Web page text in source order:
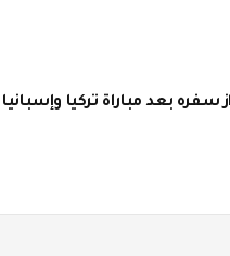
بعد مباراة تركيا وإسبانيا